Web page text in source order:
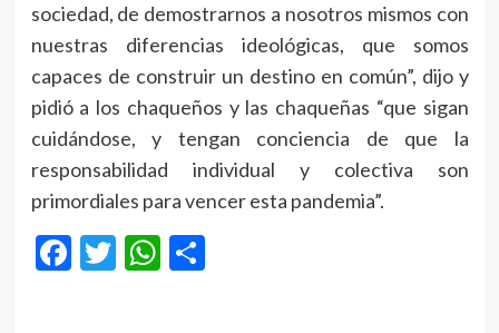
sociedad, de demostrarnos a nosotros mismos con
nuestras diferencias ideológicas, que somos
capaces de construir un destino en común”, dijo y
pidió a los chaqueños y las chaqueñas “que sigan
cuidándose, y tengan conciencia de que la
responsabilidad individual y colectiva son
primordiales para vencer esta pandemia”.
Facebook
Twitter
WhatsApp
Compartir